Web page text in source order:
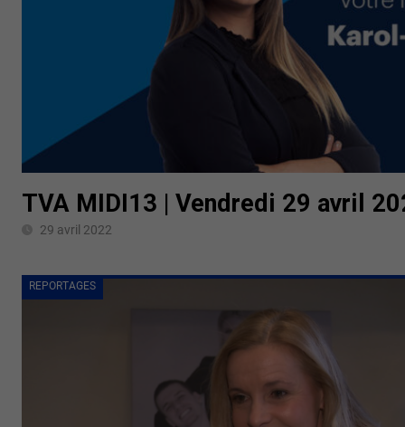
TVA MIDI13 | Vendredi 29 avril
29 avril 2022
REPORTAGES